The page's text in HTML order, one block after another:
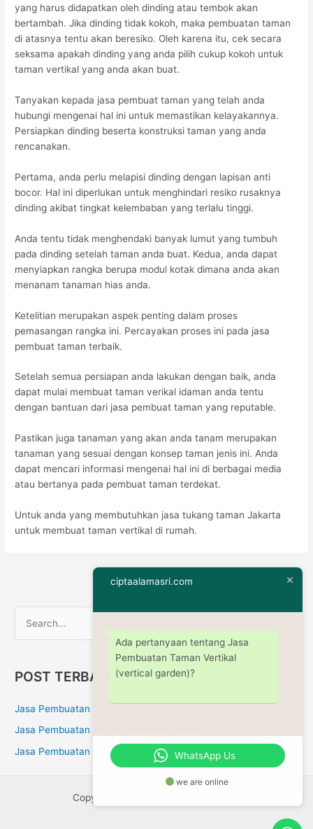
yang harus didapatkan oleh dinding atau tembok akan
bertambah. Jika dinding tidak kokoh, maka pembuatan taman
di atasnya tentu akan beresiko. Oleh karena itu, cek secara
seksama apakah dinding yang anda pilih cukup kokoh untuk
taman vertikal yang anda akan buat.
Tanyakan kepada jasa pembuat taman yang telah anda
hubungi mengenai hal ini untuk memastikan kelayakannya.
Persiapkan dinding beserta konstruksi taman yang anda
rencanakan.
Pertama, anda perlu melapisi dinding dengan lapisan anti
bocor. Hal ini diperlukan untuk menghindari resiko rusaknya
dinding akibat tingkat kelembaban yang terlalu tinggi.
Anda tentu tidak menghendaki banyak lumut yang tumbuh
pada dinding setelah taman anda buat. Kedua, anda dapat
menyiapkan rangka berupa modul kotak dimana anda akan
menanam tanaman hias anda.
Ketelitian merupakan aspek penting dalam proses
pemasangan rangka ini. Percayakan proses ini pada jasa
pembuat taman terbaik.
Setelah semua persiapan anda lakukan dengan baik, anda
dapat mulai membuat taman verikal idaman anda tentu
dengan bantuan dari jasa pembuat taman yang reputable.
Pastikan juga tanaman yang akan anda tanam merupakan
tanaman yang sesuai dengan konsep taman jenis ini. Anda
dapat mencari informasi mengenai hal ini di berbagai media
atau bertanya pada pembuat taman terdekat.
Untuk anda yang membutuhkan jasa tukang taman Jakarta
untuk membuat taman vertikal di rumah.
Next Post
r
o
POST TERBARU
Jasa Pembuatan Taman Malang Dijamin Terbaik
Jasa Pembuatan Taman Surabaya Terbaik
Jasa Pembuatan Taman Vertikal (vertical garden)
Copyright © 2026 ciptaalamasri.com
ciptaalamasri.com
Ada pertanyaan tentang Jasa
Pembuatan Taman Vertikal
(vertical garden)?
WhatsApp Us
we are online